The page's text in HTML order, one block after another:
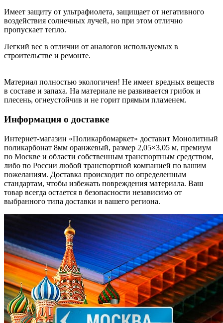
Имеет защиту от ультрафиолета, защищает от негативного
воздействия солнечных лучей, но при этом отлично
пропускает тепло.
Легкий вес в отличии от аналогов используемых в
строительстве и ремонте.
Материал полностью экологичен! Не имеет вредных веществ
в составе и запаха. На материале не развивается грибок и
плесень, огнеустойчив и не горит прямым пламенем.
Информация о доставке
Интернет-магазин «Поликарбомаркет» доставит Монолитный
поликарбонат 8мм оранжевый, размер 2,05×3,05 м, премиум
по Москве и области собственным транспортным средством,
либо по России любой транспортной компанией по вашим
пожеланиям. Доставка происходит по определенным
стандартам, чтобы избежать повреждения материала. Ваш
товар всегда остается в безопасности независимо от
выбранного типа доставки и вашего региона.